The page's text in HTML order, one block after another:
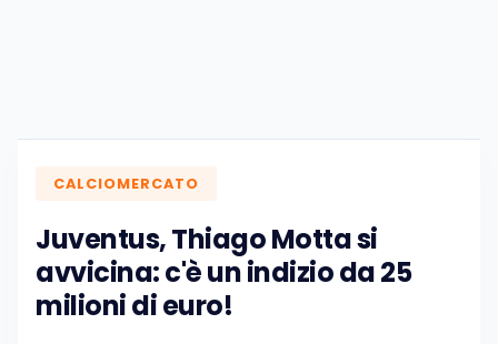
CALCIOMERCATO
Juventus, Thiago Motta si
avvicina: c'è un indizio da 25
milioni di euro!